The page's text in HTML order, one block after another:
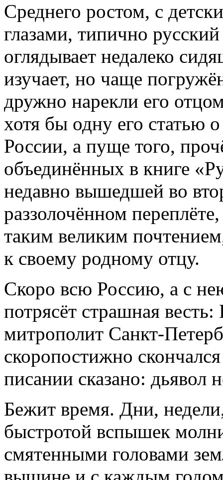
Среднего ростом, с
глазами, типично
оглядывает недалеко
изучает, но чаще
дружно нарекли его
хотя бы одну его статью
России, а пуще того,
объединённых в книге
недавно вышедшей во
раззолочённом
таким великим
к своему родному отцу.
Скоро всю Россию, а с
потрясёт страшная
митрополит Санкт-
скоропостижно
писании сказано: дьявол
Бежит время. Дни,
быстротой вспышек
смятенными головами